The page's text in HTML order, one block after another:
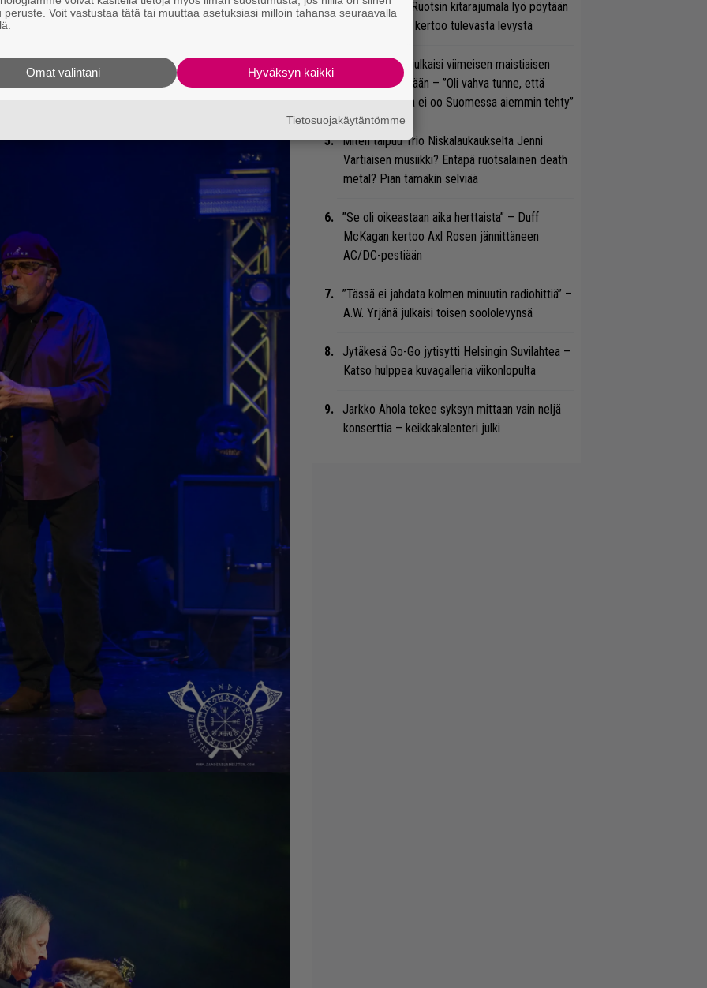
alta.
Malmsteen – Ruotsin kitarajumala lyö pöytään
uuden biisin ja kertoo tulevasta levystä
Marko Annala julkaisi viimeisen maistiaisen
soolodebyytiltään – ”Oli vahva tunne, että
tällaista musaa ei oo Suomessa aiemmin tehty”
Miten taipuu Trio Niskalaukaukselta Jenni
Vartiaisen musiikki? Entäpä ruotsalainen death
metal? Pian tämäkin selviää
”Se oli oikeastaan aika herttaista” – Duff
McKagan kertoo Axl Rosen jännittäneen
AC/DC-pestiään
”Tässä ei jahdata kolmen minuutin radiohittiä” –
A.W. Yrjänä julkaisi toisen soololevynsä
Jytäkesä Go-Go jytisytti Helsingin Suvilahtea –
Katso hulppea kuvagalleria viikonlopulta
Jarkko Ahola tekee syksyn mittaan vain neljä
konserttia – keikkakalenteri julki
peruste. Voit vastustaa tätä tai muuttaa asetuksiasi milloin tahansa seuraavalla
Hyväksyn kaikki
Omat valintani
Tietosuojakäytäntömme